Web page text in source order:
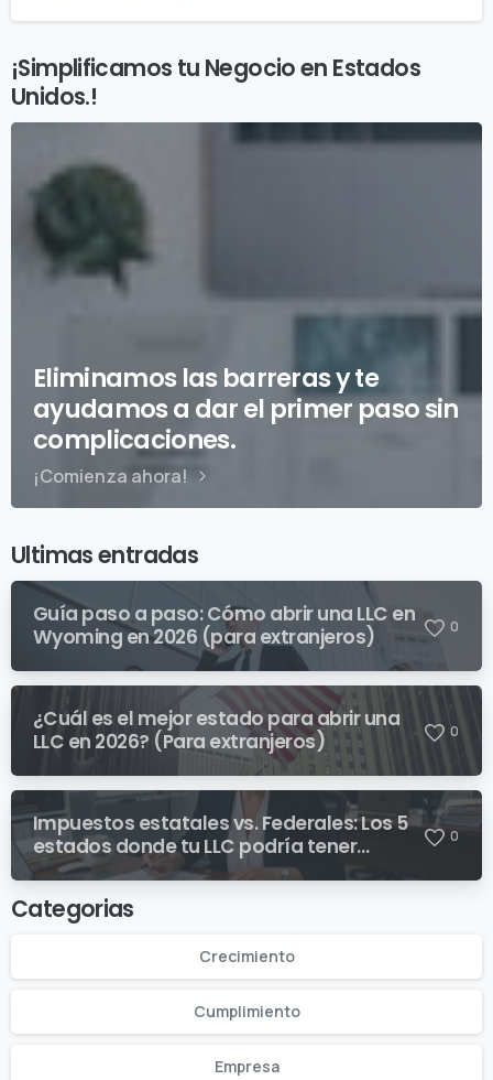
¡Simplificamos tu Negocio en Estados
Unidos.!
Eliminamos las barreras y te
ayudamos a dar el primer paso sin
complicaciones.
¡Comienza ahora!
Ultimas entradas
Guía paso a paso: Cómo abrir una LLC en
Wyoming en 2026 (para extranjeros)
0
¿Cuál es el mejor estado para abrir una
LLC en 2026? (Para extranjeros)
0
Impuestos estatales vs. Federales: Los 5
estados donde tu LLC podría tener
sorpresas fiscales inesperadas
0
Categorias
Crecimiento
Cumplimiento
Empresa